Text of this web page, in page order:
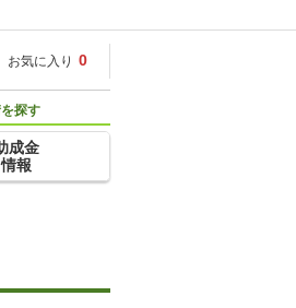
お気に入り 0
探す
成金
情報